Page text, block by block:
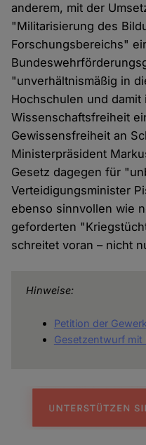
anderem, mit der
"Militarisierung des
Forschungsbereichs"
"unverhältnismäßig in
Hochschulen und
Wissenschaftsfreiheit
Gewissensfreiheit an
Ministerpräsident
Gesetz dagegen für
Verteidigungsminister
ebenso sinnvollen wie
geforderten
schreitet voran – nicht
Hinweise:
Petition der
Gesetzentwurf mit